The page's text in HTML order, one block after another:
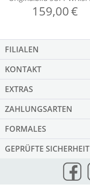
FILIALEN
KONTAKT
EXTRAS
ZAHLUNGSARTEN
FORMALES
GEPRÜFTE SICHERHEIT